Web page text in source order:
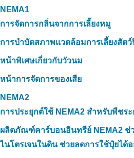
NEMA1
การจัดการกลิ่นจากการเลี้ยงหมู
การบำบัดสภาพแวดล้อมการเลี้ยงสัตว์
หน้าพิเศษเกี่ยวกับวัวนม
หน้าการจัดการของเสีย
NEMA2
การประยุกต์ใช้ NEMA2 สำหรับพืชร
ผลิตภัณฑ์คาร์บอนอินทรีย์ NEMA2 ช่
ไนโตรเจนในดิน ช่วยลดการใช้ปุ๋ยได้